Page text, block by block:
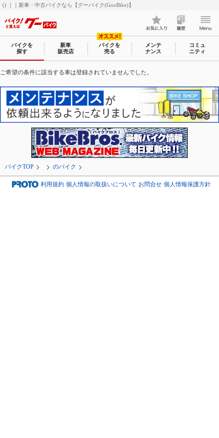
() ｜｜新車・中古バイクなら【グーバイク(GooBike)】
バイクを
探す
新車
販売店
バイクを
売る
メンテ
ナンス
コミュ
ニティ
ご希望の条件に該当する車は登録されていませんでした。
バイクTOP のバイク
利用規約 個人情報の取扱いについて お問合せ 個人情報保護方針